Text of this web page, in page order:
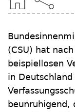
(CSU) hat
beispiellosen
in
beunruhigend,